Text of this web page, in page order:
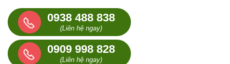
0938 488 838
(Liên hệ ngay)
0909 998 828
(Liên hệ ngay)